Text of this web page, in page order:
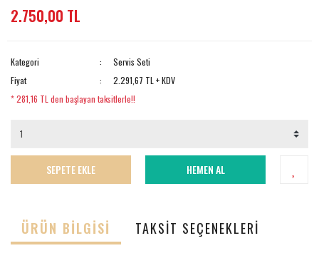
2.750,00 TL
Kategori
Servis Seti
Fiyat
2.291,67 TL + KDV
* 281,16 TL den başlayan taksitlerle!!
SEPETE EKLE HEMEN AL
ÜRÜN BILGISI TAKSIT SEÇENEKLERI